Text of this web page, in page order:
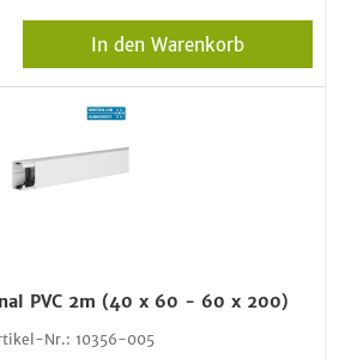
In den Warenkorb
PVC 2m (40 x 60 - 60 x 200)
Nr.: 10356-005